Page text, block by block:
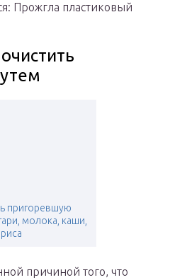
Прожгла пластиковый
пригоревшую
молока, каши,
риса
причиной того, что